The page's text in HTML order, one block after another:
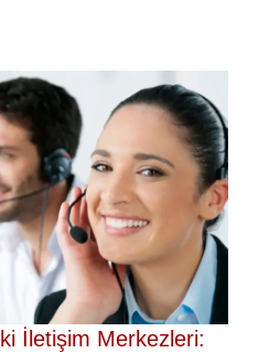
İletişim Merkezleri: